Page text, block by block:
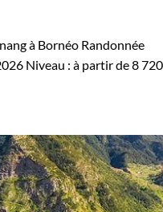
à Bornéo Randonnée
Niveau : à partir de8 720